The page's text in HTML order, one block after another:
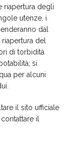
riapertura degli
utenze, i
dal
del
di torbidità
si
per alcuni
il sito ufficiale
il